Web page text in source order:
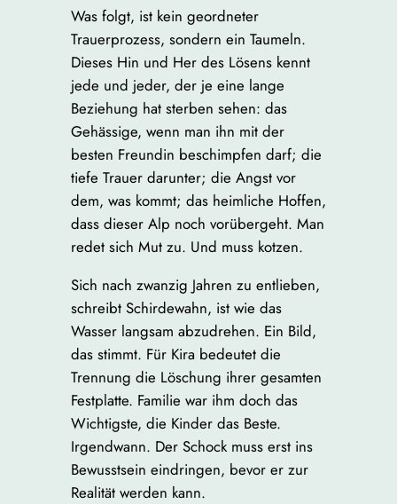
Was folgt, ist kein geordneter
Trauerprozess, sondern ein Taumeln.
Dieses Hin und Her des Lösens kennt
jede und jeder, der je eine lange
Beziehung hat sterben sehen: das
Gehässige, wenn man ihn mit der
besten Freundin beschimpfen darf; die
tiefe Trauer darunter; die Angst vor
dem, was kommt; das heimliche Hoffen,
dass dieser Alp noch vorübergeht. Man
redet sich Mut zu. Und muss kotzen.
Sich nach zwanzig Jahren zu entlieben,
schreibt Schirdewahn, ist wie das
Wasser langsam abzudrehen. Ein Bild,
das stimmt. Für Kira bedeutet die
Trennung die Löschung ihrer gesamten
Festplatte. Familie war ihm doch das
Wichtigste, die Kinder das Beste.
Irgendwann. Der Schock muss erst ins
Bewusstsein eindringen, bevor er zur
Realität werden kann.